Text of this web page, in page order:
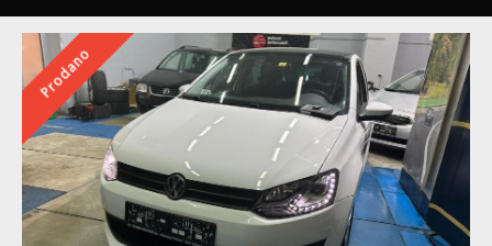
Prodano